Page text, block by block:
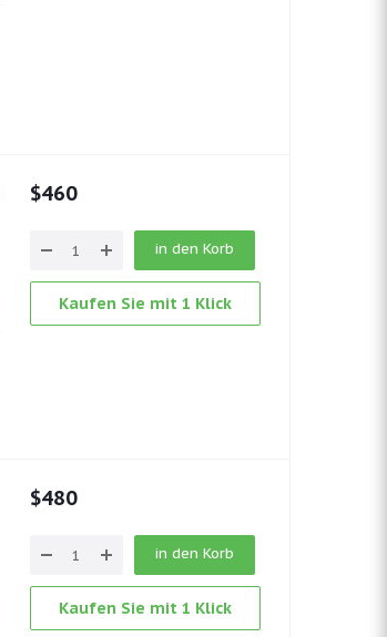
$460
in den Korb
Kaufen Sie mit 1 Klick
$480
in den Korb
Kaufen Sie mit 1 Klick